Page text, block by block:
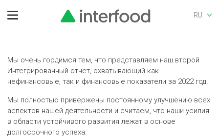
RU
Мы очень гордимся тем, что представляем наш второй
Интегрированный отчет, охватывающий как
нефинансовые, так и финансовые показатели за 2022 год.
Мы полностью привержены постоянному улучшению всех
аспектов нашей деятельности и считаем, что наши усилия
в области устойчивого развития лежат в основе
долгосрочного успеха.